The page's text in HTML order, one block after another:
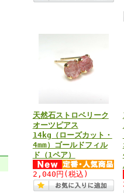
天然石ストロベリーク
オーツピアス
14kg（ローズカット・
4mm）ゴールドフィル
ド（1ペア）
2,040円 (税込)